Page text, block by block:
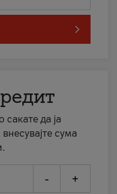
сакате да ја
сума
- +